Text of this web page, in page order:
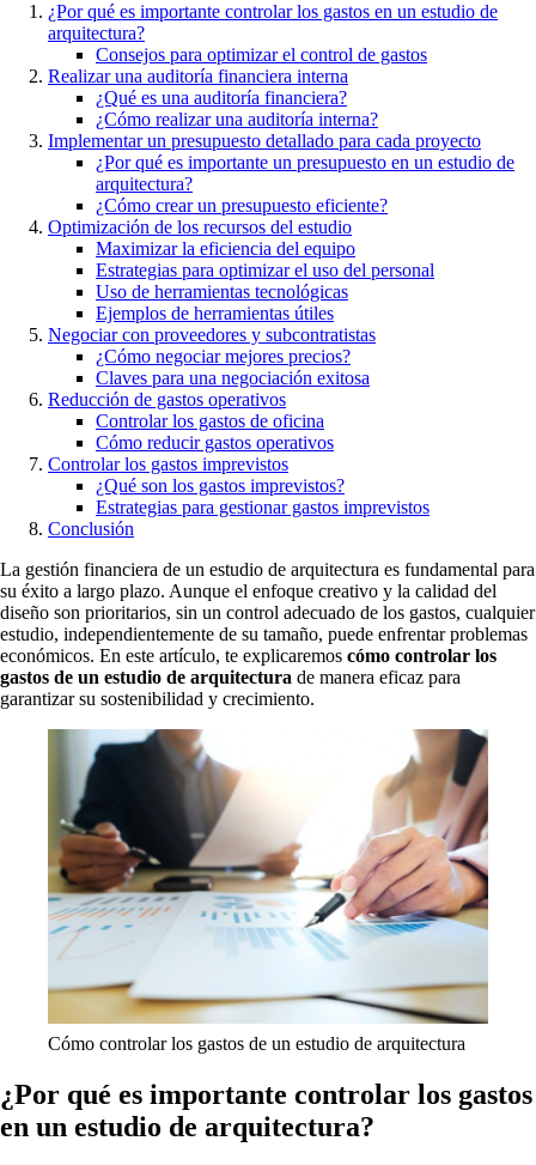
¿Por qué es importante controlar los gastos en un estudio de
arquitectura?
Consejos para optimizar el control de gastos
Realizar una auditoría financiera interna
¿Qué es una auditoría financiera?
¿Cómo realizar una auditoría interna?
Implementar un presupuesto detallado para cada proyecto
¿Por qué es importante un presupuesto en un estudio de
arquitectura?
¿Cómo crear un presupuesto eficiente?
Optimización de los recursos del estudio
Maximizar la eficiencia del equipo
Estrategias para optimizar el uso del personal
Uso de herramientas tecnológicas
Ejemplos de herramientas útiles
Negociar con proveedores y subcontratistas
¿Cómo negociar mejores precios?
Claves para una negociación exitosa
Reducción de gastos operativos
Controlar los gastos de oficina
Cómo reducir gastos operativos
Controlar los gastos imprevistos
¿Qué son los gastos imprevistos?
Estrategias para gestionar gastos imprevistos
Conclusión
La gestión financiera de un estudio de arquitectura es fundamental para
su éxito a largo plazo. Aunque el enfoque creativo y la calidad del
diseño son prioritarios, sin un control adecuado de los gastos, cualquier
estudio, independientemente de su tamaño, puede enfrentar problemas
económicos. En este artículo, te explicaremos cómo controlar los
gastos de un estudio de arquitectura de manera eficaz para
garantizar su sostenibilidad y crecimiento.
Cómo controlar los gastos de un estudio de arquitectura
¿Por qué es importante controlar los gastos
en un estudio de arquitectura?